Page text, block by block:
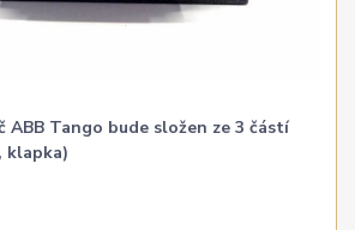
ABB Tango bude složen ze 3 částí
klapka)